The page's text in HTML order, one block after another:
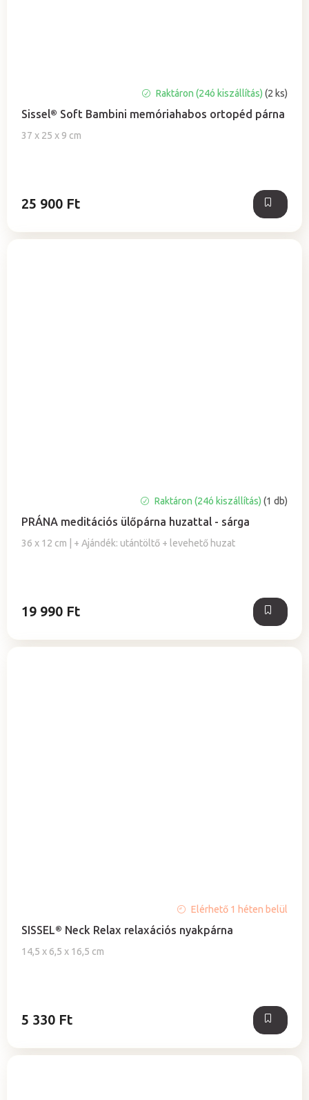
Sissel® Soft Bambini memóriahabos ortopéd párna
37 x 25 x 9 cm
Raktáron (24ó kiszállítás) (2 ks)
25 900 Ft
PRÁNA meditációs ülőpárna huzattal - sárga
36 x 12 cm | + Ajándék: utántöltő + levehető huzat
Raktáron (24ó kiszállítás) (1 db)
19 990 Ft
SISSEL® Neck Relax relaxációs nyakpárna
14,5 x 6,5 x 16,5 cm
átlagos
értékelése
Elérhető 1 héten belül
5 330 Ft